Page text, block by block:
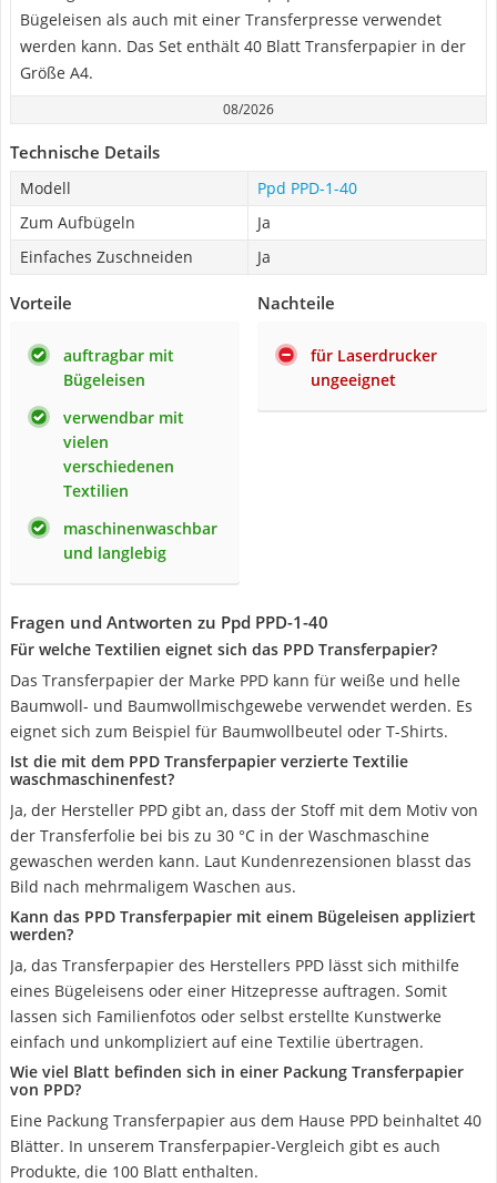
Bügeleisen als auch mit einer Transferpresse verwendet
werden kann. Das Set enthält 40 Blatt Transferpapier in der
Größe A4.
08/2026
Technische Details
Modell
‎Ppd PPD-1-40
Zum Aufbügeln
Ja
Einfaches Zuschneiden
Ja
Vorteile
auftragbar mit
Bügeleisen
verwendbar mit
vielen
verschiedenen
Textilien
maschinenwaschbar
und langlebig
Nachteile
für Laserdrucker
ungeeignet
Fragen und Antworten zu ‎Ppd PPD-1-40
Für welche Textilien eignet sich das PPD Transferpapier?
Das Transferpapier der Marke PPD kann für weiße und helle
Baumwoll- und Baumwollmischgewebe verwendet werden. Es
eignet sich zum Beispiel für Baumwollbeutel oder T-Shirts.
Ist die mit dem PPD Transferpapier verzierte Textilie
waschmaschinenfest?
Ja, der Hersteller PPD gibt an, dass der Stoff mit dem Motiv von
der Transferfolie bei bis zu 30 °C in der Waschmaschine
gewaschen werden kann. Laut Kundenrezensionen blasst das
Bild nach mehrmaligem Waschen aus.
Kann das PPD Transferpapier mit einem Bügeleisen appliziert
werden?
Ja, das Transferpapier des Herstellers PPD lässt sich mithilfe
eines Bügeleisens oder einer Hitzepresse auftragen. Somit
lassen sich Familienfotos oder selbst erstellte Kunstwerke
einfach und unkompliziert auf eine Textilie übertragen.
Wie viel Blatt befinden sich in einer Packung Transferpapier
von PPD?
Eine Packung Transferpapier aus dem Hause PPD beinhaltet 40
Blätter. In unserem Transferpapier-Vergleich gibt es auch
Produkte, die 100 Blatt enthalten.